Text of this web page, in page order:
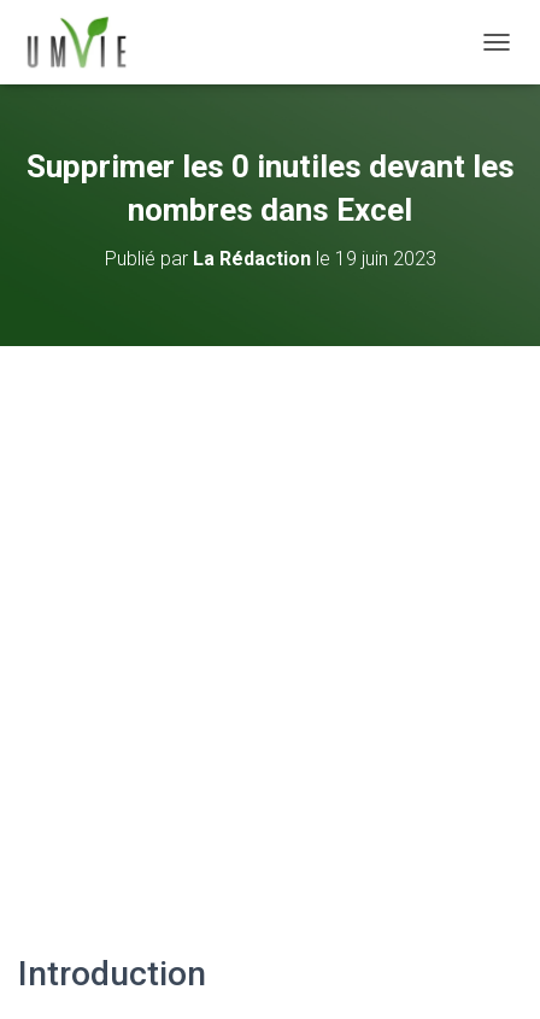
Supprimer les 0 inutiles devant les
nombres dans Excel
Publié par La Rédactionle 19 juin 2023
Introduction